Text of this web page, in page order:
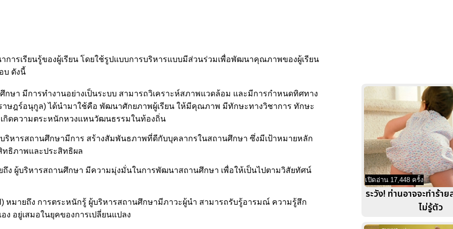
การเรียนรู้ของผู้เรียน โดยใช้รูปแบบการบริหารแบบมีส่วนร่วมเพื่อพัฒนาคุณภาพของผู้เรียน
บ ดังนี้
กษา มีการทำงานอย่างเป็นระบบ สามารถวิเคราะห์สภาพแวดล้อม และมีการกำหนดทิศทาง
าษฎร์อนุกูล) ได้นำมาใช้คือ พัฒนาศักยภาพผู้เรียน ให้มีคุณภาพ มีทักษะทางวิชาการ ทักษะ
ดความตระหนักหวงแหนวัฒนธรรมในท้องถิ่น
บริหารสถานศึกษามีการ สร้างสัมพันธภาพที่ดีกับบุคลากรในสถานศึกษา ซึ่งมีเป้าหมายหลัก
ทธิภาพและประสิทธิผล
ถึง ผู้บริหารสถานศึกษา มีความมุ่งมั่นในการพัฒนาสถานศึกษา เพื่อให้เป็นไปตามวิสัยทัศน์
หมายถึง การตระหนักรู้ ผู้บริหารสถานศึกษามีภาวะผู้นำ สามารถรับรู้อารมณ์ ความรู้สึก
อยู่เสมอในยุคของการเปลี่ยนแปลง
เปิดอ่าน 17,448 ครั้ง
ระวัง! ท่านอาจจะทำร้า
ไม่รู้ตัว